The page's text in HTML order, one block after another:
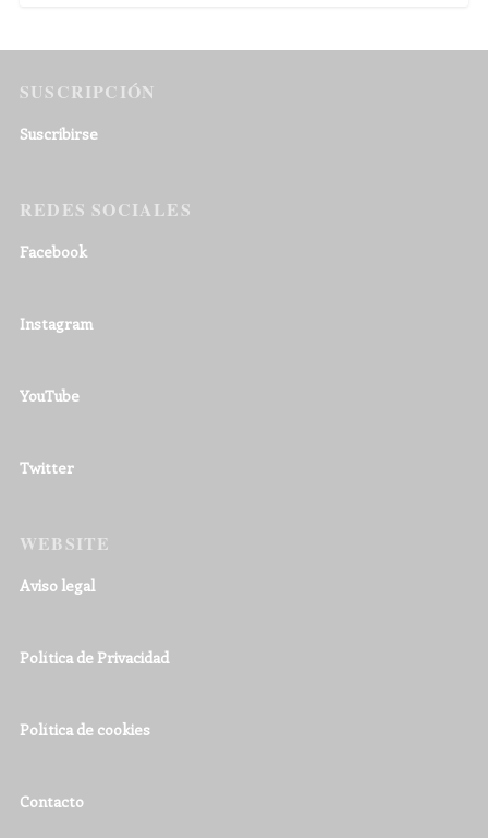
SUSCRIPCIÓN
Suscribirse
REDES SOCIALES
Facebook
Instagram
YouTube
Twitter
WEBSITE
Aviso legal
Política de Privacidad
Política de cookies
Contacto